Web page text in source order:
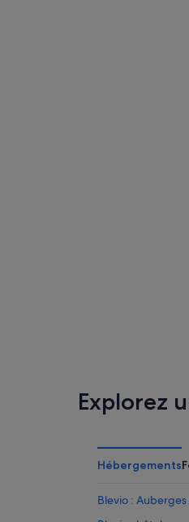
Explorez
Hébergements
Blevio :